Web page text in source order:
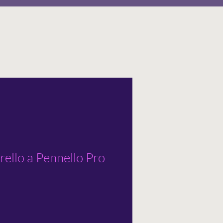
a Pennello Pro